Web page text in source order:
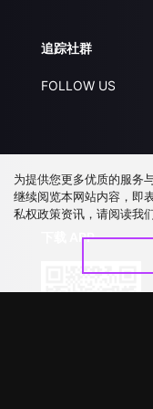
追踪社群
FOLLOW US
下载 APP
为提供您更多优质的服务
继续阅览本网站内容，即
私权政策资讯，请阅读我